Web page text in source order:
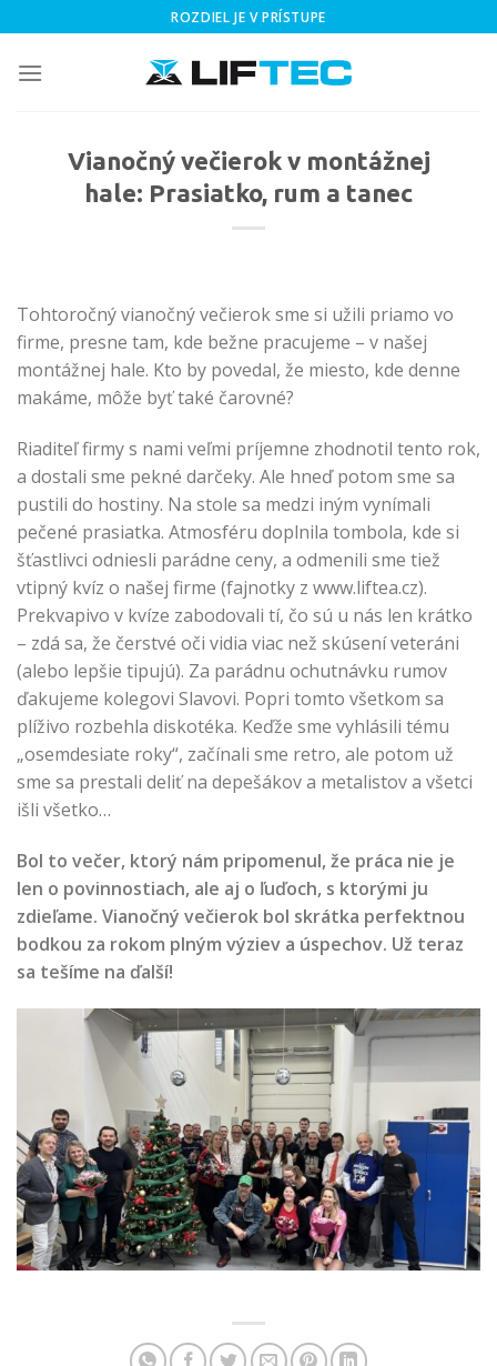
to
content
ROZDIEL JE V PRÍSTUPE
Vianočný večierok v montážnej
hale: Prasiatko, rum a tanec
Tohtoročný vianočný večierok sme si užili priamo vo
firme, presne tam, kde bežne pracujeme – v našej
montážnej hale. Kto by povedal, že miesto, kde denne
makáme, môže byť také čarovné?
Riaditeľ firmy s nami veľmi príjemne zhodnotil tento rok,
a dostali sme pekné darčeky. Ale hneď potom sme sa
pustili do hostiny. Na stole sa medzi iným vynímali
pečené prasiatka. Atmosféru doplnila tombola, kde si
šťastlivci odniesli parádne ceny, a odmenili sme tiež
vtipný kvíz o našej firme (fajnotky z www.liftea.cz).
Prekvapivo v kvíze zabodovali tí, čo sú u nás len krátko
– zdá sa, že čerstvé oči vidia viac než skúsení veteráni
(alebo lepšie tipujú). Za parádnu ochutnávku rumov
ďakujeme kolegovi Slavovi. Popri tomto všetkom sa
plíživo rozbehla diskotéka. Keďže sme vyhlásili tému
„osemdesiate roky“, začínali sme retro, ale potom už
sme sa prestali deliť na depešákov a metalistov a všetci
išli všetko…
Bol to večer, ktorý nám pripomenul, že práca nie je
len o povinnostiach, ale aj o ľuďoch, s ktorými ju
zdieľame. Vianočný večierok bol skrátka perfektnou
bodkou za rokom plným výziev a úspechov. Už teraz
sa tešíme na ďalší!